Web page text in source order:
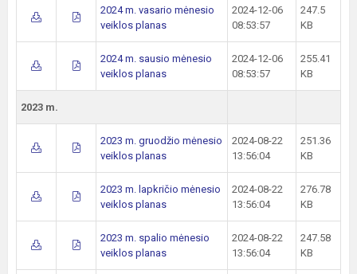
2024 m. vasario mėnesio
veiklos planas
2024-12-06
08:53:57
247.5
KB
2024 m. sausio mėnesio
veiklos planas
2024-12-06
08:53:57
255.41
KB
2023 m.
2023 m. gruodžio mėnesio
veiklos planas
2024-08-22
13:56:04
251.36
KB
2023 m. lapkričio mėnesio
veiklos planas
2024-08-22
13:56:04
276.78
KB
2023 m. spalio mėnesio
veiklos planas
2024-08-22
13:56:04
247.58
KB